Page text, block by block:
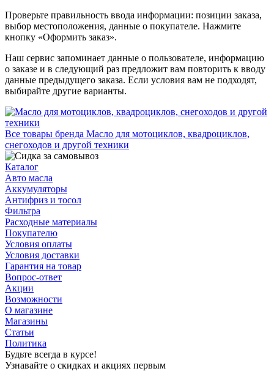
Проверьте правильность ввода информации: позиции заказа,
выбор местоположения, данные о покупателе. Нажмите
кнопку «Оформить заказ».
Наш сервис запоминает данные о пользователе, информацию
о заказе и в следующий раз предложит вам повторить к вводу
данные предыдущего заказа. Если условия вам не подходят,
выбирайте другие варианты.
Все товары бренда Масло для мотоциклов, квадроциклов,
снегоходов и другой техники
Каталог
Авто масла
Аккумуляторы
Антифриз и тосол
Фильтра
Расходные материалы
Покупателю
Условия оплаты
Условия доставки
Гарантия на товар
Вопрос-ответ
Акции
Возможности
О магазине
Магазины
Статьи
Политика
Будьте всегда в курсе!
Узнавайте о скидках и акциях первым